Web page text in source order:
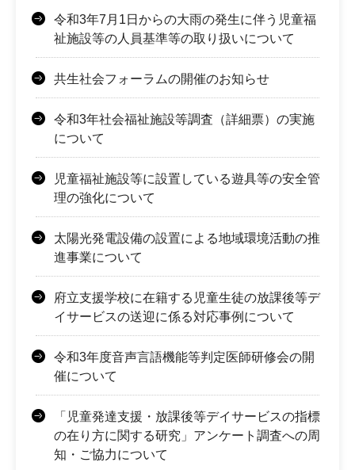
令和3年7月1日からの大雨の発生に伴う児童福
祉施設等の人員基準等の取り扱いについて
共生社会フォーラムの開催のお知らせ
令和3年社会福祉施設等調査（詳細票）の実施
について
児童福祉施設等に設置している遊具等の安全管
理の強化について
太陽光発電設備の設置による地域環境活動の推
進事業について
府立支援学校に在籍する児童生徒の放課後等デ
イサービスの送迎に係る対応事例について
令和3年度音声言語機能等判定医師研修会の開
催について
「児童発達支援・放課後等デイサービスの指標
の在り方に関する研究」アンケート調査への周
知・ご協力について